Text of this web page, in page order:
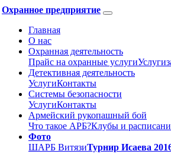
Охранное предприятие
Главная
О нас
Охранная деятельность
Прайс на охранные услугиУслуги
Детективная деятельность
УслугиКонтакты
Системы безопасности
УслугиКонтакты
Армейский рукопашный бой
Что такое АРБ?Клубы и
Фото
ШАРБ ВитязиТурнир Исаева